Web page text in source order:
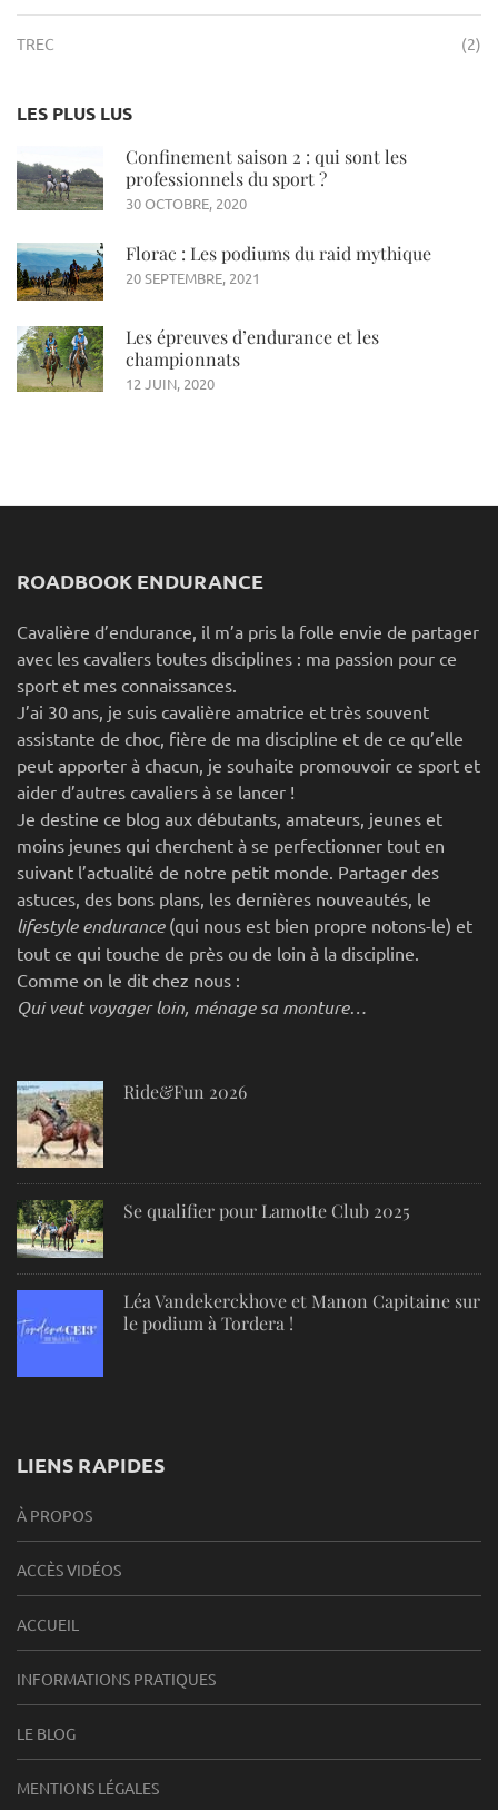
TREC (2)
LES PLUS LUS
Confinement saison 2 : qui sont les
professionnels du sport ?
30 OCTOBRE, 2020
Florac : Les podiums du raid mythique
20 SEPTEMBRE, 2021
Les épreuves d’endurance et les
championnats
12 JUIN, 2020
ROADBOOK ENDURANCE
Cavalière d’endurance, il m’a pris la folle envie de partager
avec les cavaliers toutes disciplines : ma passion pour ce
sport et mes connaissances.
J’ai 30 ans, je suis cavalière amatrice et très souvent
assistante de choc, fière de ma discipline et de ce qu’elle
peut apporter à chacun, je souhaite promouvoir ce sport et
aider d’autres cavaliers à se lancer !
Je destine ce blog aux débutants, amateurs, jeunes et
moins jeunes qui cherchent à se perfectionner tout en
suivant l’actualité de notre petit monde. Partager des
astuces, des bons plans, les dernières nouveautés, le
lifestyle endurance(qui nous est bien propre notons-le) et
tout ce qui touche de près ou de loin à la discipline.
Comme on le dit chez nous :
Qui veut voyager loin, ménage sa monture…
Ride&Fun 2026
Se qualifier pour Lamotte Club 2025
Léa Vandekerckhove et Manon Capitaine sur
le podium à Tordera !
LIENS RAPIDES
À PROPOS
ACCÈS VIDÉOS
ACCUEIL
INFORMATIONS PRATIQUES
LE BLOG
MENTIONS LÉGALES